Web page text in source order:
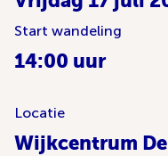
Start wandeling
14:00 uur
Locatie
Wijkcentrum